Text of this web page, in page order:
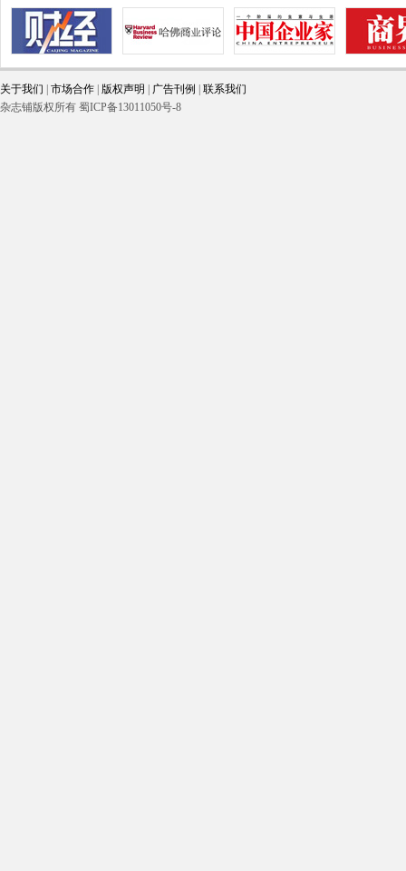
关于我们 市场合作 版权声明 广告刊例
联系我们
杂志铺版权所有 蜀ICP备13011050号-8